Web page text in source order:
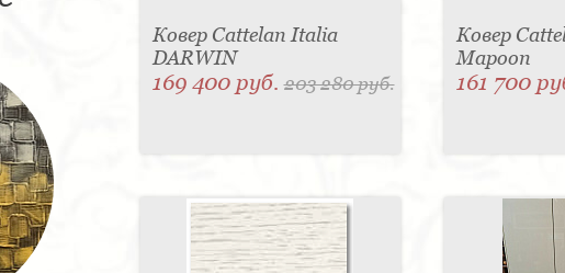
Ковер Cattelan Italia
DARWIN
169 400 руб.203 280 руб.
Ковер
Mapoon
161 700